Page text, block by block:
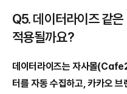
Q5. 데이터라이즈 같
적용될까요?
데이터라이즈는 자사몰
터를 자동 수집하고, 카카오